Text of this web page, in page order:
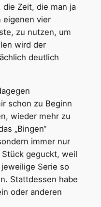
Zeit, die man ja
eigenen vier
zu nutzen, um
wird der
deutlich
schon zu Beginn
wieder mehr zu
„Bingen“
immer nur
geguckt, weil
Serie so
Stattdessen habe
oder anderen